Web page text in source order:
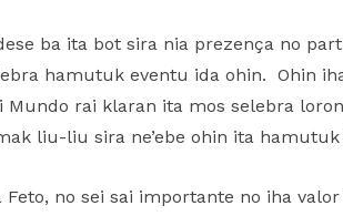
ba ita bot sira nia prezença no
hamutuk eventu ida ohin. Ohin
Mundo rai klaran ita mos selebra
liu-liu sira ne’ebe ohin ita hamutuk
no sei sai importante no iha